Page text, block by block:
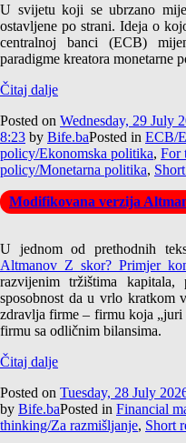
U svijetu koji se ubrzano
ostavljene po strani. Ideja o
centralnoj banci (ECB)
paradigme kreatora monetarne
Čitaj dalje
Posted on Wednesday, 29 July
8:23 by Bife.baPosted in ECB/
policy/Ekonomska politika, For
policy/Monetarna politika,
Modifikovana verzija
U jednom od prethodnih
Altmanov Z skor? Primjer
razvijenim tržištima
sposobnost da u vrlo kratkom
zdravlja firme – firmu koja „juri
firmu sa odličnim bilansima.
Čitaj dalje
Posted on Tuesday, 28 July
by Bife.baPosted in Financial
thinking/Za razmišljanje, Short